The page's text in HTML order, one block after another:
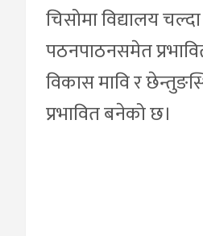
चिसोमा विद्यालय चल्दा
पठनपाठनसमेत
विकास मावि र
प्रभावित बनेको छ।